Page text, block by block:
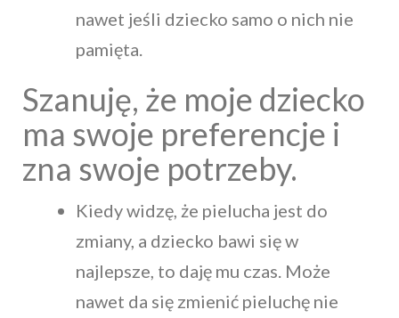
nawet jeśli dziecko samo o nich nie
pamięta.
Szanuję, że moje dziecko
ma swoje preferencje i
zna swoje potrzeby.
Kiedy widzę, że pielucha jest do
zmiany, a dziecko bawi się w
najlepsze, to daję mu czas. Może
nawet da się zmienić pieluchę nie